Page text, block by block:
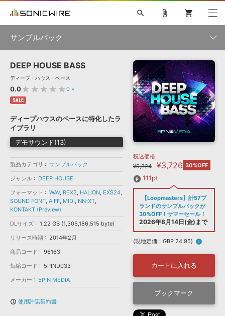
ソフト音源 »
プラグイン・エフェクト »
サンプルパック »
ソフトウェア／ツール »
DAW »
効果音 »
BGM »
特集 »
ニュースレター »
SONICWIREブログ »
製品サポート情報 »
DTMガイド »
FAQ »
お問い合わせ »
音楽カード
楽曲配信流通 サービス
無償のサウンド管理ソフト
次世代型 ボーカル・エディタ
APS
search
初音ミク NT 鏡音リン・レン V4X 巡音ルカ V4X
MEIKO V3
KAITO V3
VOCALOID TOONTRACK
SPITFIRE AUDIO
VIENNA
EZ DRUMMER 3
ライセンスフリーBGM
ボーカル抜き出し
DUBSTEP
ELECTRONICA
EDM TRANCE MUTANT
ROUTER.FM
ソフト音源 プラグイン・エフェクト
ソフトウェア／ツール 効果音
attach_file shopping_cart
サンプルパック
製品一覧
メーカー
フォーマット
ランキング
DEEP HOUSE BASS
ディープ・ハウス・ベース
0.0★★★★★0 »
SALE
ディープハウスのベースに特化したラ
イブラリ
デモサウンド(13)
製品カテゴリ
サンプルパック
ジャンル
DEEP HOUSE
フォーマット
WAV, REX2, HALION, EXS24,
SOUND FONT, AIFF, MIDI, NN-XT,
KONTAKT (Preview)
DLサイズ
1.22 GB (1,305,186,515 byte)
リリース時期
2014年2月
商品コード
96163
短縮コード
5PIND033
メーカー
5PIN MEDIA
info_outline 使用許諾契約書
税込価格
¥5,324
¥3,726 30%OFF
111pt
【Loopmasters】計57ブ
ランドのサンプルパックが
30%OFF！サマーセール！
2026年8月14日(金)まで
(現地定価：GBP 24.95) info
カートに入れる
ブックマーク